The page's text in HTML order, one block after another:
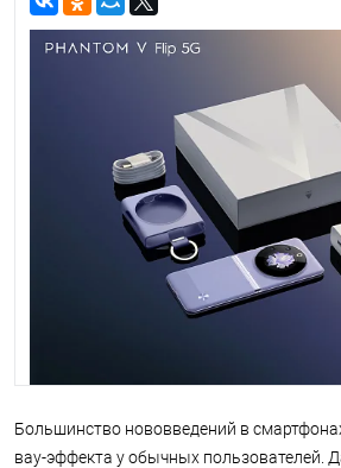
Большинство нововведений в
вау-эффекта у обычных пользователей.